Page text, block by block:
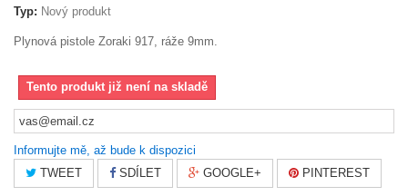
Typ: Nový produkt
Plynová pistole Zoraki 917, ráže 9mm.
Tento produkt již není na skladě
Informujte mě, až bude k dispozici
TWEET
SDÍLET GOOGLE+ PINTEREST